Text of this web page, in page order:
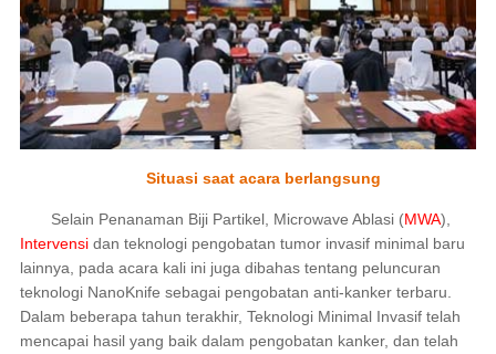
Situasi saat acara berlangsung
Selain Penanaman Biji Partikel, Microwave Ablasi (MWA),
Intervensidan teknologi pengobatan tumor invasif minimal baru
lainnya, pada acara kali ini juga dibahas tentang peluncuran
teknologi NanoKnife sebagai pengobatan anti-kanker terbaru.
Dalam beberapa tahun terakhir, Teknologi Minimal Invasif telah
mencapai hasil yang baik dalam pengobatan kanker, dan telah